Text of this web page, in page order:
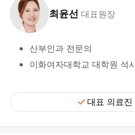
최윤선 대표원장
산부인과 전문의
이화여자대학교 대학원 석
check대표 의료